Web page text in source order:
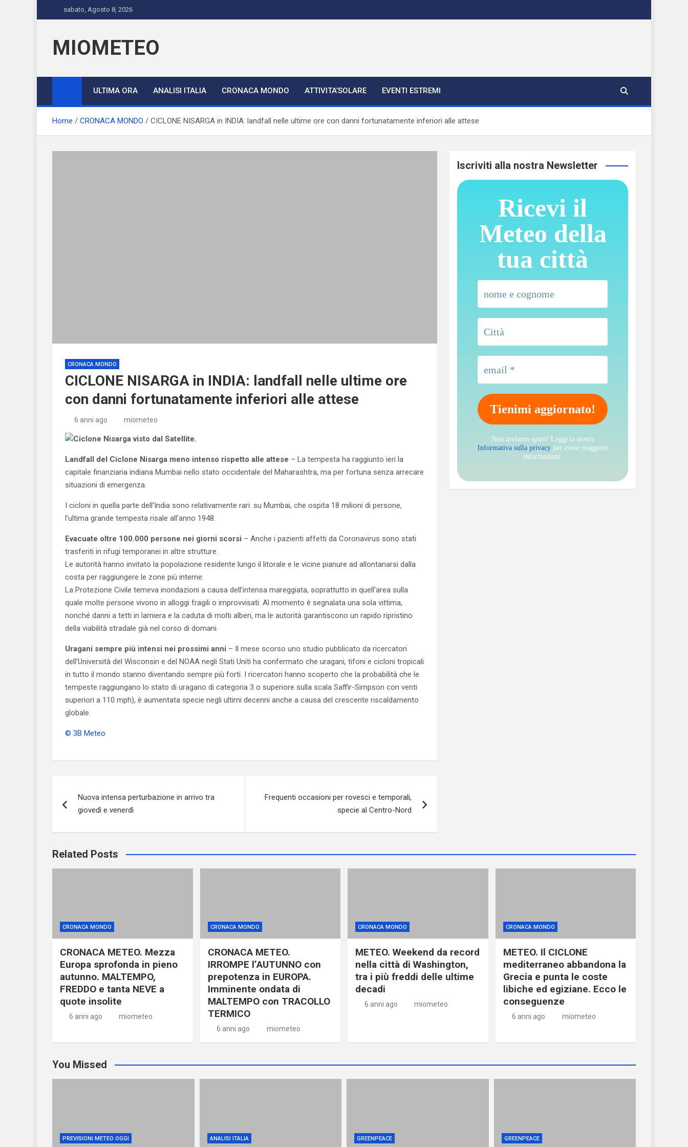
to
sabato, Agosto 8, 2026
MIOMETEO
ULTIMA ORA ANALISI ITALIA CRONACA MONDO ATTIVITA’SOLARE EVENTI ESTREMI
Home CRONACA MONDO CICLONE NISARGA in INDIA: landfall nelle ultime ore con danni fortunatamente inferiori alle attese
CRONACA MONDO
CICLONE NISARGA in INDIA: landfall nelle ultime ore
con danni fortunatamente inferiori alle attese
6 anni ago miometeo
Landfall del Ciclone Nisarga meno intenso rispetto alle attese – La tempesta ha raggiunto ieri la
capitale finanziaria indiana Mumbai nello stato occidentale del Maharashtra, ma per fortuna senza arrecare
situazioni di emergenza.
I cicloni in quella parte dell’India sono relativamente rari: su Mumbai, che ospita 18 milioni di persone,
l’ultima grande tempesta risale all’anno 1948.
Evacuate oltre 100.000 persone nei giorni scorsi – Anche i pazienti affetti da Coronavirus sono stati
trasferiti in rifugi temporanei in altre strutture.
Le autorità hanno invitato la popolazione residente lungo il litorale e le vicine pianure ad allontanarsi dalla
costa per raggiungere le zone più interne.
La Protezione Civile temeva inondazioni a causa dell’intensa mareggiata, soprattutto in quell’area sulla
quale molte persone vivono in alloggi fragili o improvvisati. Al momento è segnalata una sola vittima,
nonché danni a tetti in lamiera e la caduta di molti alberi, ma le autorità garantiscono un rapido ripristino
della viabilità stradale già nel corso di domani.
Uragani sempre più intensi nei prossimi anni – Il mese scorso uno studio pubblicato da ricercatori
dell’Università del Wisconsin e del NOAA negli Stati Uniti ha confermato che uragani, tifoni e cicloni tropicali
in tutto il mondo stanno diventando sempre più forti. I ricercatori hanno scoperto che la probabilità che le
tempeste raggiungano lo stato di uragano di categoria 3 o superiore sulla scala Saffir-Simpson con venti
superiori a 110 mph), è aumentata specie negli ultimi decenni anche a causa del crescente riscaldamento
globale.
© 3B Meteo
articoli
Nuova intensa perturbazione in arrivo tra
giovedì e venerdì
Frequenti occasioni per rovesci e temporali,
specie al Centro-Nord
Iscriviti alla nostra Newsletter
Ricevi il
Meteo della
tua città
Non inviamo spam! Leggi la nostra
Informativa sulla privacy per avere maggiori
informazioni.
Related Posts
CRONACA MONDO
CRONACA METEO. Mezza
Europa sprofonda in pieno
autunno. MALTEMPO,
FREDDO e tanta NEVE a
quote insolite
6 anni ago miometeo
CRONACA MONDO
CRONACA METEO.
IRROMPE l’AUTUNNO con
prepotenza in EUROPA.
Imminente ondata di
MALTEMPO con TRACOLLO
TERMICO
6 anni ago miometeo
CRONACA MONDO
METEO. Weekend da record
nella città di Washington,
tra i più freddi delle ultime
decadi
6 anni ago miometeo
CRONACA MONDO
METEO. Il CICLONE
mediterraneo abbandona la
Grecia e punta le coste
libiche ed egiziane. Ecco le
conseguenze
6 anni ago miometeo
You Missed
PREVISIONI METEO OGGI ANALISI ITALIA GREENPEACE GREENPEACE